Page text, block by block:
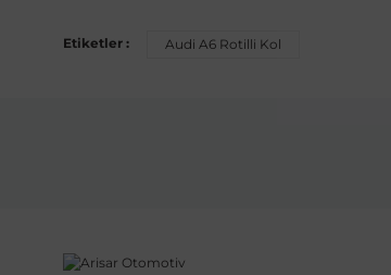
Etiketler : Audi A6 Rotilli Kol